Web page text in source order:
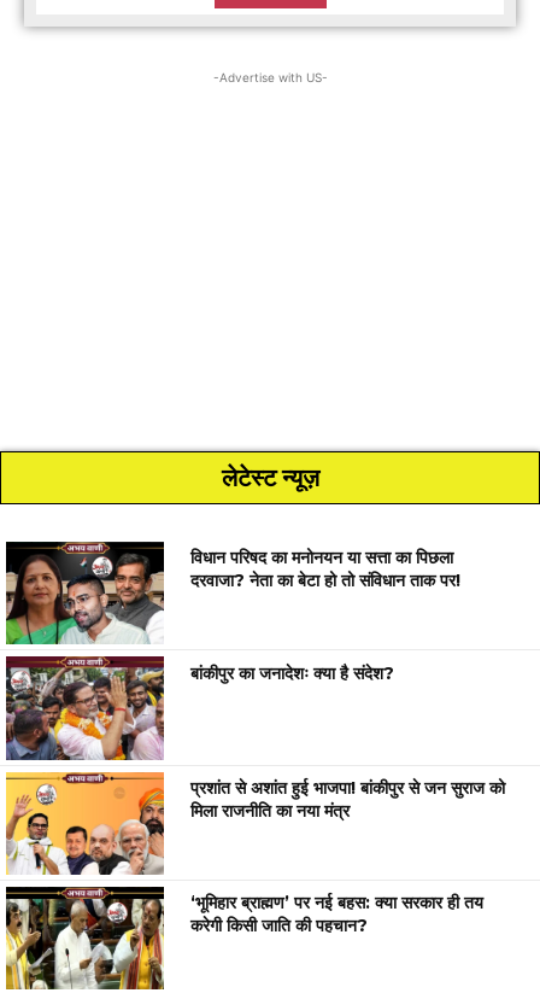
-Advertise with US-
लेटेस्ट न्यूज़
विधान परिषद का मनोनयन या सत्ता का पिछला
दरवाजा? नेता का बेटा हो तो संविधान ताक पर!
बांकीपुर का जनादेशः क्या है संदेश?
प्रशांत से अशांत हुई भाजपा! बांकीपुर से जन सुराज को
मिला राजनीति का नया मंत्र
‘भूमिहार ब्राह्मण’ पर नई बहस: क्या सरकार ही तय
करेगी किसी जाति की पहचान?